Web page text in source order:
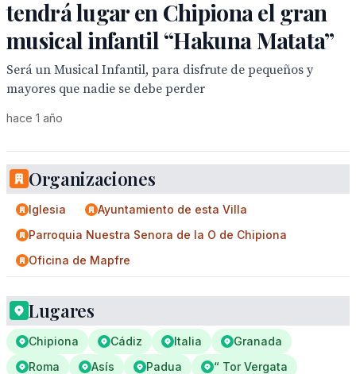
tendrá lugar en Chipiona el gran
musical infantil “Hakuna Matata”
Será un Musical Infantil, para disfrute de pequeños y
mayores que nadie se debe perder
hace 1 año
Organizaciones
Iglesia
Ayuntamiento de esta Villa
Parroquia Nuestra Senora de la O de Chipiona
Oficina de Mapfre
Lugares
Chipiona Cádiz Italia
Granada
Roma
Asís Padua
“ Tor Vergata